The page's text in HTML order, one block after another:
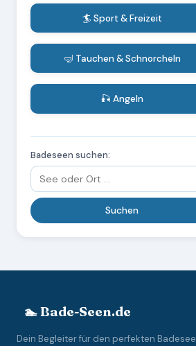
🏄 Sport & Freizeit
🤿 Tauchen & Schnorcheln
🎣 Angeln
Badeseen suchen:
🏊 Bade-Seen.de
Dein Begleiter für den perfekten Badesee